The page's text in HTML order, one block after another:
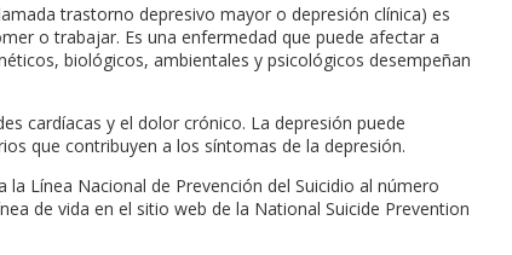
trastorno depresivo mayor o depresión clínica) es
o trabajar. Es una enfermedad que puede afectar a
biológicos, ambientales y psicológicos desempeñan
cardíacas y el dolor crónico. La depresión puede
que contribuyen a los síntomas de la depresión.
Línea Nacional de Prevención del Suicidio al número
de vida en el sitio web de la National Suicide Prevention